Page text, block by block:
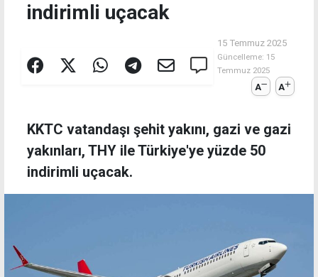
indirimli uçacak
15 Temmuz 2025
Güncelleme: 15
Temmuz 2025
A A
KKTC vatandaşı şehit yakını, gazi ve gazi
yakınları, THY ile Türkiye'ye yüzde 50
indirimli uçacak.